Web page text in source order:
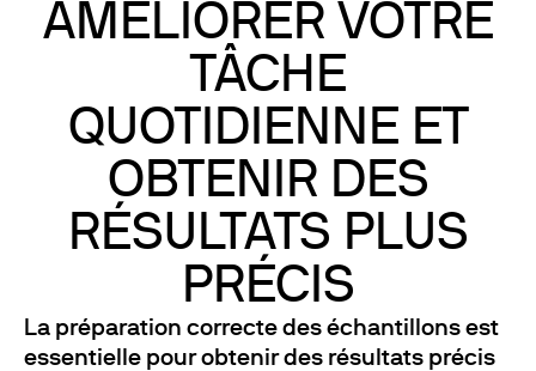
AMÉLIORER VOTRE
TÂCHE
QUOTIDIENNE ET
OBTENIR DES
RÉSULTATS PLUS
PRÉCIS
La préparation correcte des échantillons est
essentielle pour obtenir des résultats précis